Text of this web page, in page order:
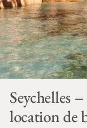
Seychelles
location de